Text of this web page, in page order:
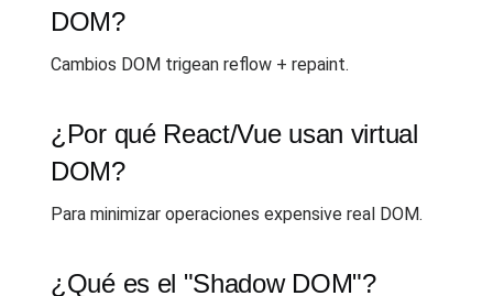
DOM?
Cambios DOM trigean reflow + repaint.
¿Por qué React/Vue usan virtual
DOM?
Para minimizar operaciones expensive real DOM.
¿Qué es el "Shadow DOM"?